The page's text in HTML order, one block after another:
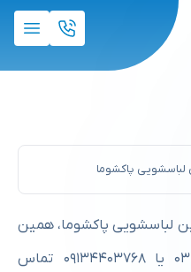
پاکشوما
لباسشویی پاکشوما، همین
حالا با شماره‌های ۰۳۴۳۲۴۶۶۴۶۹ یا ۰۹۱۳۴۴۰۳۷۶۸ تماس